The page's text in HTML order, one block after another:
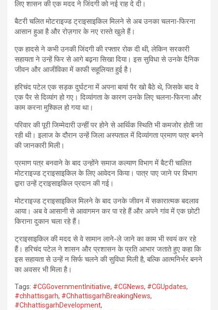
लिए शासन की एक मदद ने जिंदगी को नई राह दे दी।
बैटरी चलित मोटराइज्ड ट्राइसाइकिल मिलने से अब उनका चलना-फिरना
आसान हुआ है और रोज़गार के नए रास्ते खुले हैं।
एक हादसे ने कभी उनकी जिंदगी की रफ्तार रोक दी थी, लेकिन सरकारी
सहायता ने उन्हें फिर से आगे बढ़ना सिखा दिया। इस सुविधा से उनके दैनिक
जीवन और आजीविका में काफी सहूलियत हुई है।
हरिचंद पटेल एक सड़क दुर्घटना में अपना बायां पैर खो बैठे थे, जिसके बाद वे
एक पैर से दिव्यांग हो गए। दिव्यांगता के कारण उनके लिए चलना-फिरना और
काम करना मुश्किल हो गया था।
परिवार की पूरी जिम्मेदारी उन्हीं पर होने से आर्थिक स्थिति भी कमजोर होती जा
रही थी। इलाज के दौरान उन्हें जिला अस्पताल में दिव्यांगता प्रमाण पत्र बनने
की जानकारी मिली।
प्रमाण पत्र बनवाने के बाद उन्होंने समाज कल्याण विभाग में बैटरी चालित
मोटराइज्ड ट्राइसाइकिल के लिए आवेदन किया। पात्र पाए जाने पर विभाग
द्वारा उन्हें ट्राइसाइकिल प्रदान की गई।
मोटराइज्ड ट्राइसाइकिल मिलने के बाद उनके जीवन में सकारात्मक बदलाव
आया। अब वे आसानी से आवागमन कर पा रहे हैं और अपने गांव में एक छोटी
किराना दुकान चला रहे हैं।
ट्राइसाइकिल की मदद से वे सामान लाने-ले जाने का काम भी स्वयं कर रहे
हैं। हरिचंद पटेल ने शासन और प्रशासन के प्रति आभार जताते हुए कहा कि
इस सहायता से उन्हें न सिर्फ चलने की सुविधा मिली है, बल्कि आत्मनिर्भर बनने
का अवसर भी मिला है।
Tags: #CGGovernmentInitiative, #CGNews, #CGUpdates,
#chhattisgarh, #ChhattisgarhBreakingNews,
#ChhattisgarhDevelopment,